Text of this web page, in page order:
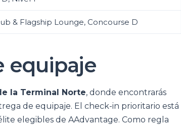
& Flagship Lounge, Concourse D
equipaje
la Terminal Norte, donde encontrarás
de equipaje. El check-in prioritario está
elegibles de AAdvantage. Como regla